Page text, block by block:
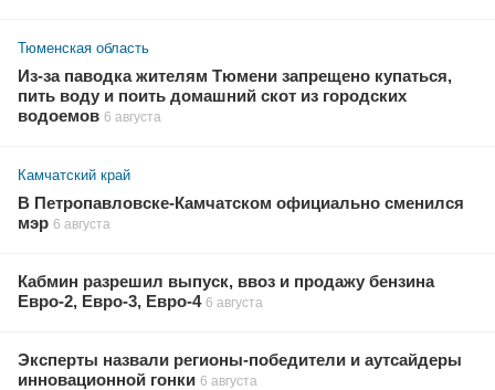
Тюменская область
Из-за паводка жителям Тюмени запрещено купаться,
пить воду и поить домашний скот из городских
водоемов 6 августа
Камчатский край
В Петропавловске-Камчатском официально сменился
мэр 6 августа
Кабмин разрешил выпуск, ввоз и продажу бензина
Евро-2, Евро-3, Евро-4 6 августа
Эксперты назвали регионы-победители и аутсайдеры
инновационной гонки 6 августа